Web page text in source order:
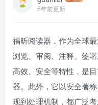
5年前更新
福昕阅读器，作为全球
浏览、审阅、注释、签
高效、安全等特性，是
器。此外，它以安全著
现到处理机制，都广泛